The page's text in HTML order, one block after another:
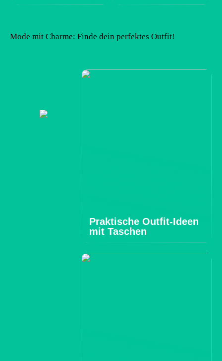
Mode mit Charme: Finde dein perfektes Outfit!
Praktische Outfit-Ideen
mit Taschen